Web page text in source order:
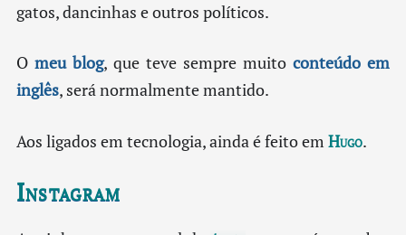
gatos, dancinhas e outros políticos.
O meu blog, que teve sempre muitoconteúdo em
inglês, será normalmente mantido.
Aos ligados em tecnologia, ainda é feito em Hugo.
Instagram